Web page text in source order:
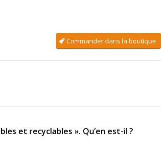
Commander dans la boutique
et recyclables ». Qu’en est-il ?